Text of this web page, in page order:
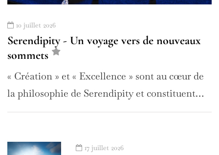
10 juillet 2026
Serendipity - Un voyage vers de nouveaux
sommets
« Création » et « Excellence » sont au cœur de
la philosophie de Serendipity et constituent…
17 juillet 2026